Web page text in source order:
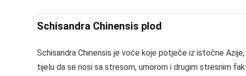
Schisandra Chinensis plod
Schisandra Chinensis je voće koje potječe iz istočne
tijelu da se nosi sa stresom, umorom i drugim stresnim